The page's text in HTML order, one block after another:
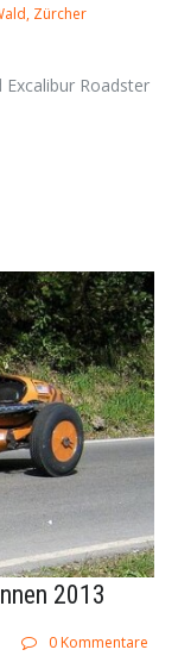
Zürcher
Roadster
2013
0 Kommentare